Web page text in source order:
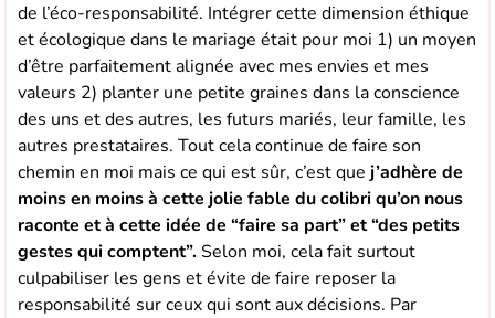
de l’éco-responsabilité. Intégrer cette dimension éthique
et écologique dans le mariage était pour moi 1) un moyen
d’être parfaitement alignée avec mes envies et mes
valeurs 2) planter une petite graines dans la conscience
des uns et des autres, les futurs mariés, leur famille, les
autres prestataires. Tout cela continue de faire son
chemin en moi mais ce qui est sûr, c’est que j’adhère de
moins en moins à cette jolie fable du colibri qu’on nous
raconte et à cette idée de “faire sa part” et “des petits
gestes qui comptent”.Selon moi, cela fait surtout
culpabiliser les gens et évite de faire reposer la
responsabilité sur ceux qui sont aux décisions. Par